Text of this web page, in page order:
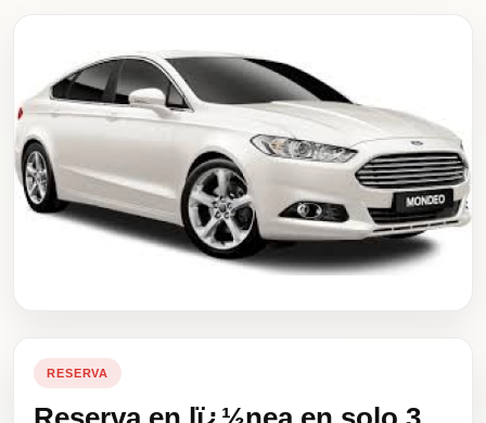
RESERVA